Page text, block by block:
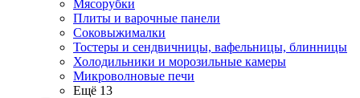
Мясорубки
Плиты и варочные панели
Соковыжималки
Тостеры и сендвичницы, вафельницы, блинницы
Холодильники и морозильные камеры
Микроволновые печи
Ещё 13